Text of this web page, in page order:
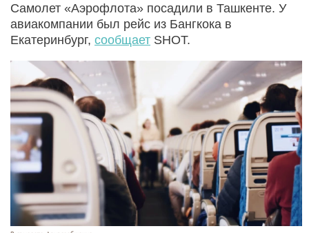
Самолет «Аэрофлота» посадили в Ташкенте. У
авиакомпании был рейс из Бангкока в
Екатеринбург, сообщает SHOT.